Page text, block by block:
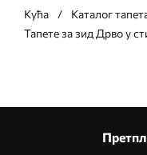
Кућа Каталог
Тапете за зид Дрво у